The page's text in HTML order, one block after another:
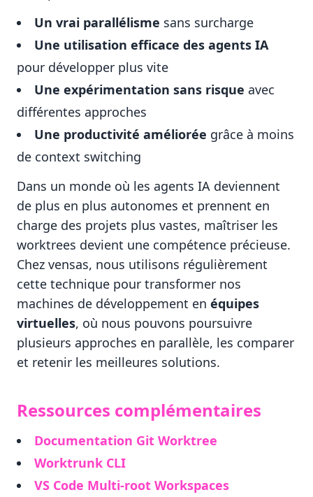
Un vrai parallélisme sans surcharge
Une utilisation efficace des agents IA
pour développer plus vite
Une expérimentation sans risque avec
différentes approches
Une productivité améliorée grâce à moins
de context switching
Dans un monde où les agents IA deviennent
de plus en plus autonomes et prennent en
charge des projets plus vastes, maîtriser les
worktrees devient une compétence précieuse.
Chez vensas, nous utilisons régulièrement
cette technique pour transformer nos
machines de développement en équipes
virtuelles, où nous pouvons poursuivre
plusieurs approches en parallèle, les comparer
et retenir les meilleures solutions.
Ressources complémentaires
Documentation Git Worktree
Worktrunk CLI
VS Code Multi-root Workspaces